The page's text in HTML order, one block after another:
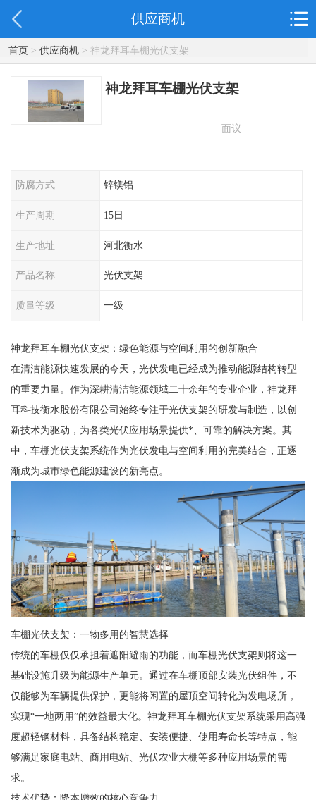
供应商机
首页> 供应商机> 神龙拜耳车棚光伏支架
神龙拜耳车棚光伏支架
面议
防腐方式 锌镁铝
生产周期 15日
生产地址 河北衡水
产品名称 光伏支架
质量等级 一级
神龙拜耳车棚光伏支架：绿色能源与空间利用的创新融合
在清洁能源快速发展的今天，光伏发电已经成为推动能源结构转型
的重要力量。作为深耕清洁能源领域二十余年的专业企业，神龙拜
耳科技衡水股份有限公司始终专注于光伏支架的研发与制造，以创
新技术为驱动，为各类光伏应用场景提供*、可靠的解决方案。其
中，车棚光伏支架系统作为光伏发电与空间利用的完美结合，正逐
渐成为城市绿色能源建设的新亮点。
车棚光伏支架：一物多用的智慧选择
传统的车棚仅仅承担着遮阳避雨的功能，而车棚光伏支架则将这一
基础设施升级为能源生产单元。通过在车棚顶部安装光伏组件，不
仅能够为车辆提供保护，更能将闲置的屋顶空间转化为发电场所，
实现“一地两用”的效益最大化。神龙拜耳车棚光伏支架系统采用高强
度超轻钢材料，具备结构稳定、安装便捷、使用寿命长等特点，能
够满足家庭电站、商用电站、光伏农业大棚等多种应用场景的需
求。